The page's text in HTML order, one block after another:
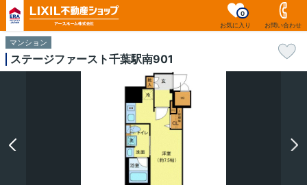
お気に入り
0
お問い合わせ
マンション
ステージファースト千葉駅南901